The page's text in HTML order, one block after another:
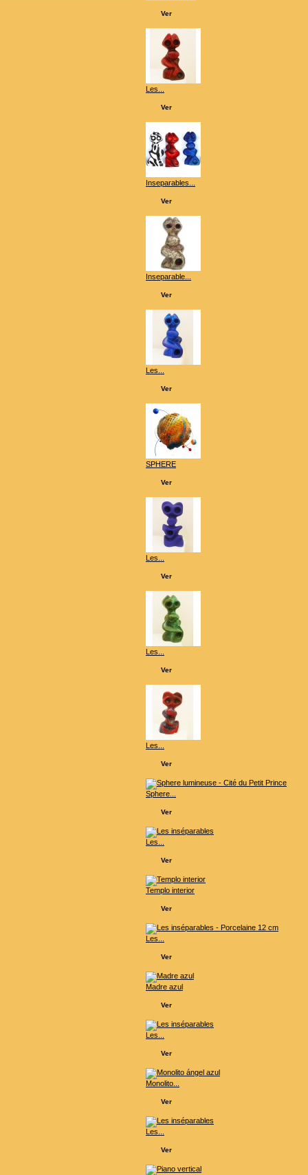
Ver
Les...
Ver
Inseparables...
Ver
Inseparable...
Ver
Les...
Ver
SPHERE
Ver
Les...
Ver
Les...
Ver
Les...
Ver
Sphere...
Ver
Les...
Ver
Templo interior
Ver
Les...
Ver
Madre azul
Ver
Les...
Ver
Monolito...
Ver
Les...
Ver